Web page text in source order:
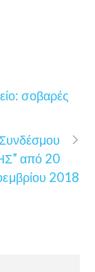
σοβαρές
από 20
2018